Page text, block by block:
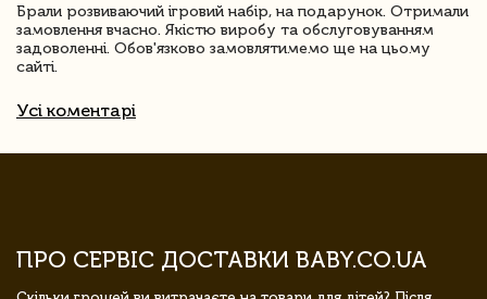
Брали розвиваючий ігровий набір, на подарунок. Отримали
замовлення вчасно. Якістю виробу та обслуговуванням
задоволенні. Обов'язково замовлятимемо ще на цьому
сайті.
Усі коментарі
ПРО СЕРВІС ДОСТАВКИ BABY.CO.UA